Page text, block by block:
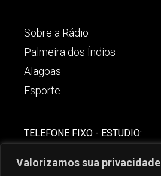
Valorizamos sua privacidade
Sobre a Rádio
Palmeira dos Índios
Alagoas
Esporte
TELEFONE FIXO - ESTUDIO: